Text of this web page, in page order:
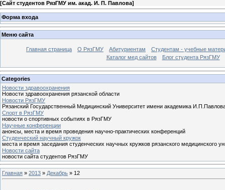
[Сайт студентов РязГМУ им. акад. И. П. Павлова]
Форма входа
Меню сайта
Главная страница О РязГМУ Абитуриентам
Студентам - учебные
Каталог мед сайтов
Блог студента РязГМУ
Categories
Новости здравоохранения
Новости здравоохранения рязанской области
Новости РязГМУ
Рязанский Государственный Медицинский Университет имени академика
Спорт в РязГМУ
новости о спортивных событиях в РязГМУ
Научные конференции
анонсы, места и время проведения научно-практических конференций
Cтуденческий научный кружок
места и время заседания студенческих научных кружков рязанского медицинского
Новости сайта
новости сайта студентов РязГМУ
Главная » 2013 » Декабрь » 12